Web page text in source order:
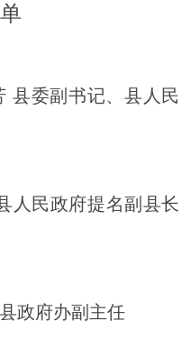
副书记、县人民
人民政府提名副县长
政府办副主任